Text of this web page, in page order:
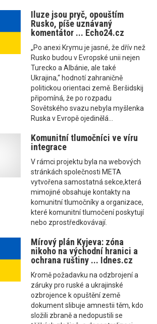
Iluze jsou pryč, opouštím
Rusko, píše uznávaný
komentátor ... Echo24.cz
„Po anexi Krymu je jasné, že dřív než
Rusko budou v Evropské unii nejen
Turecko a Albánie, ale také
Ukrajina,“ hodnotí zahraničně
politickou orientaci země. Beršidskij
připomíná, že po rozpadu
Sovětského svazu nebyla myšlenka
Ruska v Evropě ojedinělá...
Komunitní tlumočníci ve víru
integrace
V rámci projektu byla na webových
stránkách společnosti META
vytvořena samostatná sekce,která
mimojiné obsahuje kontakty na
komunitní tlumočníky a organizace,
které komunitní tlumočení poskytují
nebo zprostředkovávají.
Mírový plán Kyjeva: zóna
nikoho na východní hranici a
ochrana ruštiny ... Idnes.cz
Kromě požadavku na odzbrojení a
záruky pro ruské a ukrajinské
ozbrojence k opuštění země
dokument slibuje amnestii těm, kdo
složili zbraně a nedopustili se